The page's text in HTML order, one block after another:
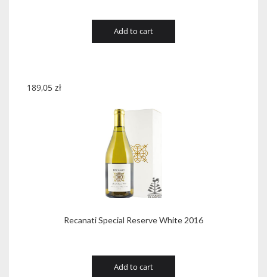
Add to cart
Recanati Special Reserve White 2016
189,05 zł
Add to cart